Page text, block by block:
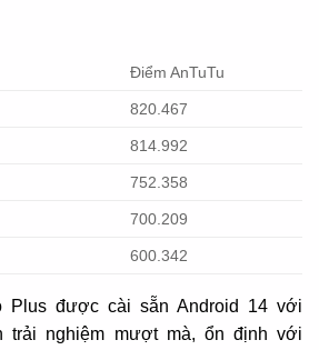
Điểm AnTuTu
820.467
814.992
752.358
700.209
600.342
Plus được cài sẵn Android 14 với
trải nghiệm mượt mà, ổn định với